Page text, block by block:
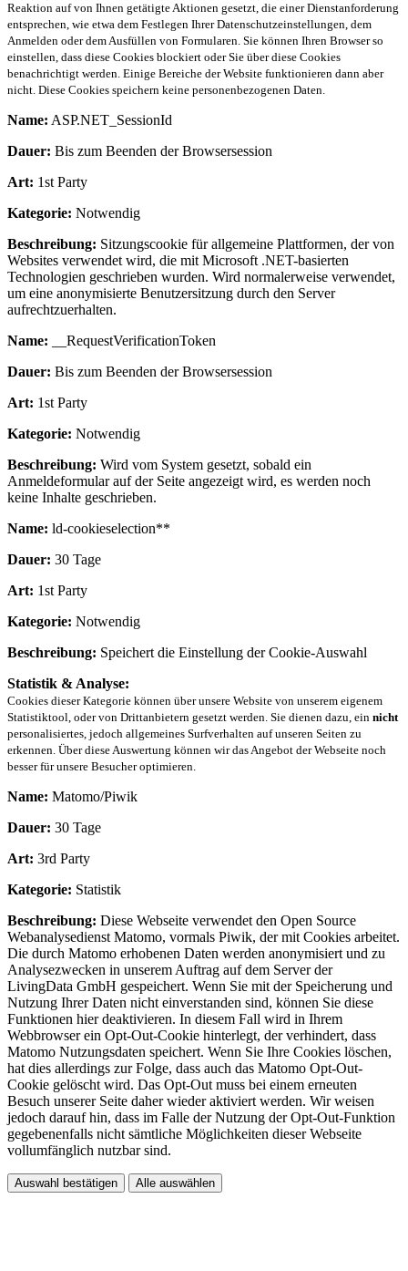
Reaktion auf von Ihnen getätigte Aktionen gesetzt, die einer Dienstanforderung
entsprechen, wie etwa dem Festlegen Ihrer Datenschutzeinstellungen, dem
Anmelden oder dem Ausfüllen von Formularen. Sie können Ihren Browser so
einstellen, dass diese Cookies blockiert oder Sie über diese Cookies
benachrichtigt werden. Einige Bereiche der Website funktionieren dann aber
nicht. Diese Cookies speichern keine personenbezogenen Daten.
Name: ASP.NET_SessionId
Dauer: Bis zum Beenden der Browsersession
Art: 1st Party
Kategorie: Notwendig
Beschreibung: Sitzungscookie für allgemeine Plattformen, der von
Websites verwendet wird, die mit Microsoft .NET-basierten
Technologien geschrieben wurden. Wird normalerweise verwendet,
um eine anonymisierte Benutzersitzung durch den Server
aufrechtzuerhalten.
Name: __RequestVerificationToken
Dauer: Bis zum Beenden der Browsersession
Art: 1st Party
Kategorie: Notwendig
Beschreibung: Wird vom System gesetzt, sobald ein
Anmeldeformular auf der Seite angezeigt wird, es werden noch
keine Inhalte geschrieben.
Name: ld-cookieselection**
Dauer: 30 Tage
Art: 1st Party
Kategorie: Notwendig
Beschreibung: Speichert die Einstellung der Cookie-Auswahl
Statistik & Analyse:
Cookies dieser Kategorie können über unsere Website von unserem eigenem
Statistiktool, oder von Drittanbietern gesetzt werden. Sie dienen dazu, ein nicht
personalisiertes, jedoch allgemeines Surfverhalten auf unseren Seiten zu
erkennen. Über diese Auswertung können wir das Angebot der Webseite noch
besser für unsere Besucher optimieren.
Name: Matomo/Piwik
Dauer: 30 Tage
Art: 3rd Party
Kategorie: Statistik
Beschreibung: Diese Webseite verwendet den Open Source
Webanalysedienst Matomo, vormals Piwik, der mit Cookies arbeitet.
Die durch Matomo erhobenen Daten werden anonymisiert und zu
Analysezwecken in unserem Auftrag auf dem Server der
LivingData GmbH gespeichert. Wenn Sie mit der Speicherung und
Nutzung Ihrer Daten nicht einverstanden sind, können Sie diese
Funktionen hier deaktivieren. In diesem Fall wird in Ihrem
Webbrowser ein Opt-Out-Cookie hinterlegt, der verhindert, dass
Matomo Nutzungsdaten speichert. Wenn Sie Ihre Cookies löschen,
hat dies allerdings zur Folge, dass auch das Matomo Opt-Out-
Cookie gelöscht wird. Das Opt-Out muss bei einem erneuten
Besuch unserer Seite daher wieder aktiviert werden. Wir weisen
jedoch darauf hin, dass im Falle der Nutzung der Opt-Out-Funktion
gegebenenfalls nicht sämtliche Möglichkeiten dieser Webseite
vollumfänglich nutzbar sind.
Auswahl bestätigen Alle auswählen